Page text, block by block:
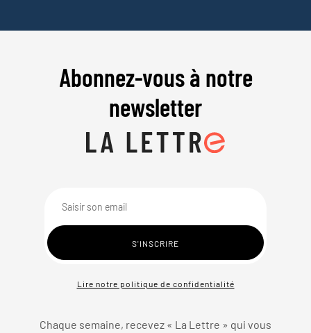
Abonnez-vous à notre
newsletter
Lire notre politique de confidentialité
Chaque semaine, recevez « La Lettre » qui vous